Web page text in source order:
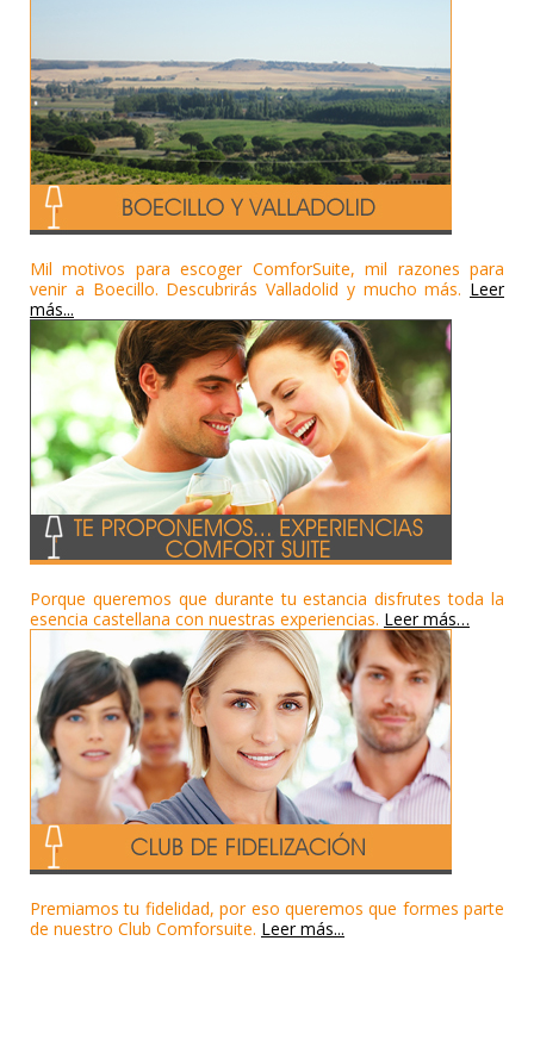
Mil motivos para escoger ComforSuite, mil razones para
venir a Boecillo. Descubrirás Valladolid y mucho más. Leer
más...
Porque queremos que durante tu estancia disfrutes toda la
esencia castellana con nuestras experiencias. Leer más…
Premiamos tu fidelidad, por eso queremos que formes parte
de nuestro Club Comforsuite. Leer más...